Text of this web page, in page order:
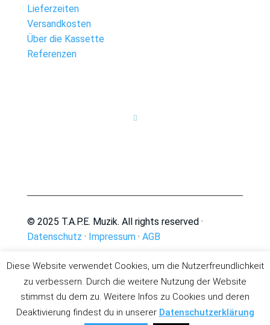
Lieferzeiten
Versandkosten
Über die Kassette
Referenzen

© 2025 T.A.P.E. Muzik. All rights reserved ·
Datenschutz · Impressum· AGB
Diese Website verwendet Cookies, um die Nutzerfreundlichkeit
zu verbessern. Durch die weitere Nutzung der Website
stimmst du dem zu. Weitere Infos zu Cookies und deren
Deaktivierung findest du in unserer Datenschutzerklärung
Deutsch English (Englisch)